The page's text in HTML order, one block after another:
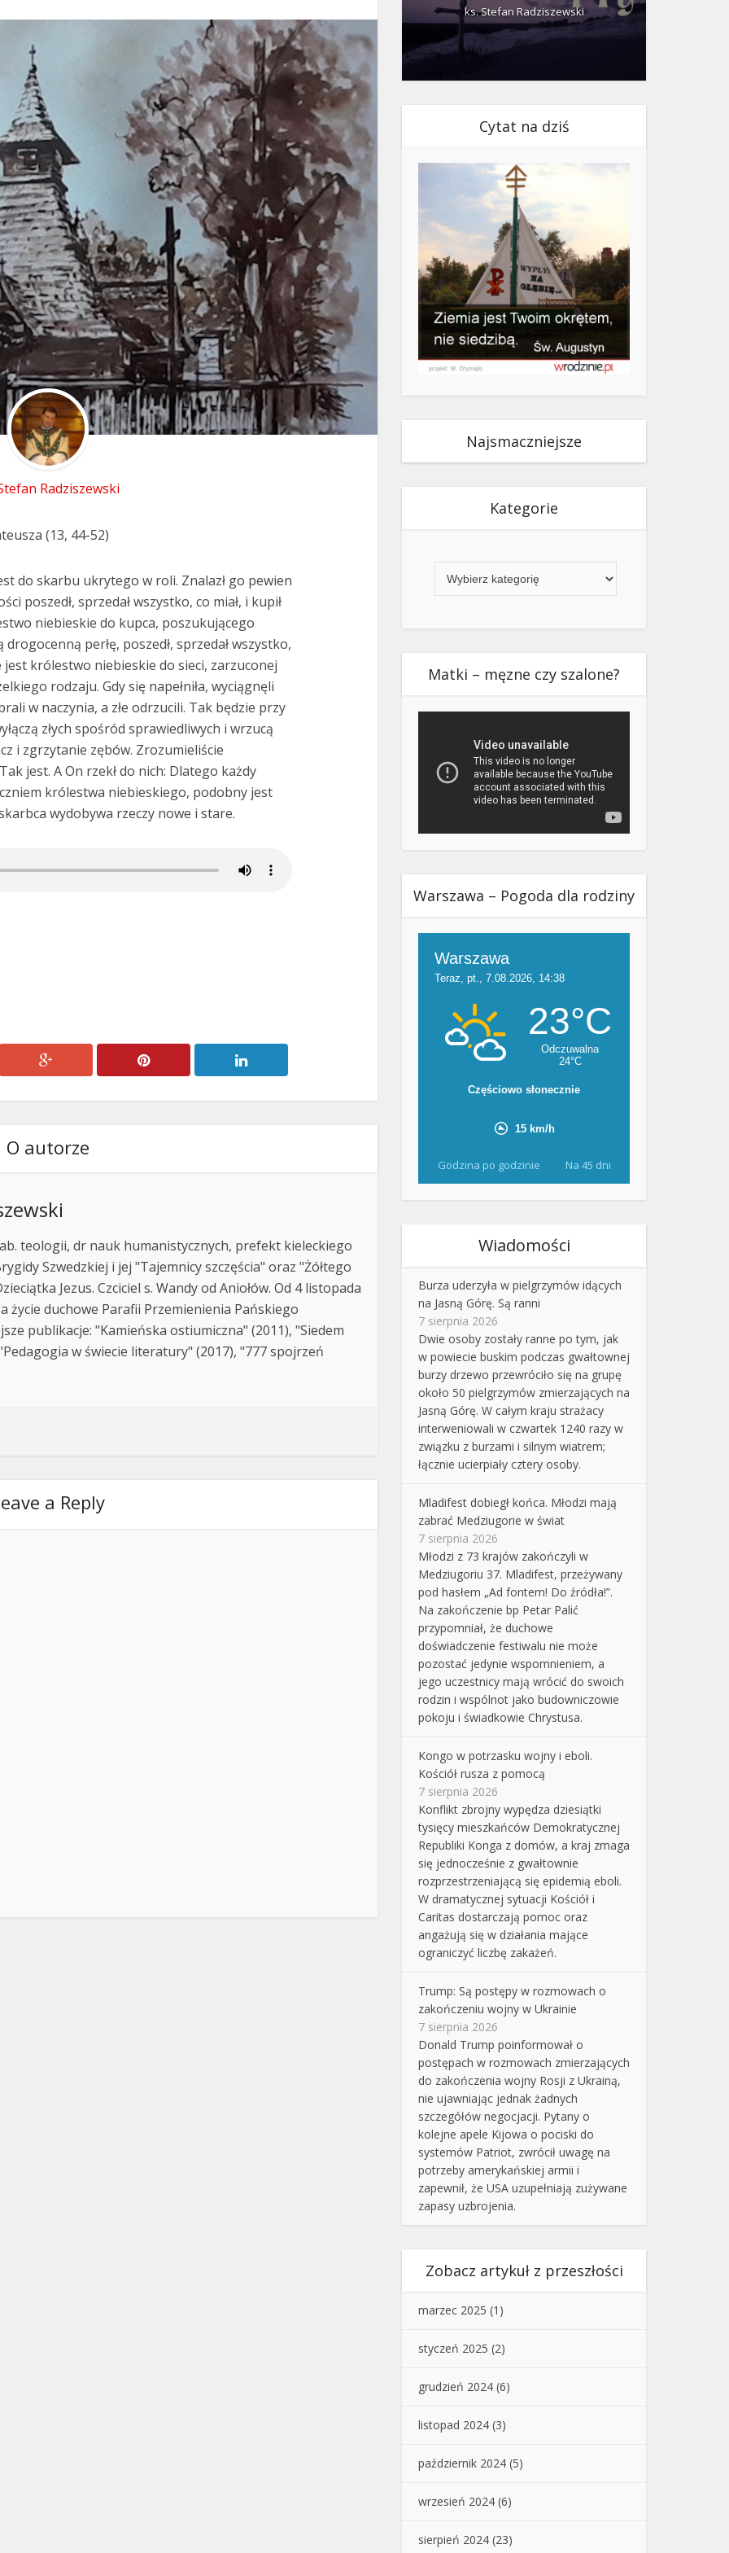
Radziszewski
(13, 44-52)
do skarbu ukrytego w roli. Znalazł go pewien
poszedł, sprzedał wszystko, co miał, i kupił
niebieskie do kupca, poszukującego
drogocenną perłę, poszedł, sprzedał wszystko,
jest królestwo niebieskie do sieci, zarzuconej
rodzaju. Gdy się napełniła, wyciągnęli
w naczynia, a złe odrzucili. Tak będzie przy
złych spośród sprawiedliwych i wrzucą
i zgrzytanie zębów. Zrozumieliście
jest. A On rzekł do nich: Dlatego każdy
królestwa niebieskiego, podobny jest
wydobywa rzeczy nowe i stare.
O autorze
teologii, dr nauk humanistycznych, prefekt kieleckiego
Szwedzkiej i jej "Tajemnicy szczęścia" oraz "Żółtego
Jezus. Czciciel s. Wandy od Aniołów. Od 4 listopada
życie duchowe Parafii Przemienienia Pańskiego
publikacje: "Kamieńska ostiumiczna" (2011), "Siedem
w świecie literatury" (2017), "777 spojrzeń
a Reply
ks. Stefan Radziszewski
Cytat na dziś
Najsmaczniejsze
Kategorie
Matki – męzne czy szalone?
Warszawa – Pogoda dla rodziny
Godzina po godzinie Na 45 dni
Wiadomości
Burza uderzyła w pielgrzymów idących
na Jasną Górę. Są ranni
7 sierpnia 2026
Dwie osoby zostały ranne po tym, jak
w powiecie buskim podczas gwałtownej
burzy drzewo przewróciło się na grupę
około 50 pielgrzymów zmierzających na
Jasną Górę. W całym kraju strażacy
interweniowali w czwartek 1240 razy w
związku z burzami i silnym wiatrem;
łącznie ucierpiały cztery osoby.
Mladifest dobiegł końca. Młodzi mają
zabrać Medziugorie w świat
7 sierpnia 2026
Młodzi z 73 krajów zakończyli w
Medziugoriu 37. Mladifest, przeżywany
pod hasłem „Ad fontem! Do źródła!”.
Na zakończenie bp Petar Palić
przypomniał, że duchowe
doświadczenie festiwalu nie może
pozostać jedynie wspomnieniem, a
jego uczestnicy mają wrócić do swoich
rodzin i wspólnot jako budowniczowie
pokoju i świadkowie Chrystusa.
Kongo w potrzasku wojny i eboli.
Kościół rusza z pomocą
7 sierpnia 2026
Konflikt zbrojny wypędza dziesiątki
tysięcy mieszkańców Demokratycznej
Republiki Konga z domów, a kraj zmaga
się jednocześnie z gwałtownie
rozprzestrzeniającą się epidemią eboli.
W dramatycznej sytuacji Kościół i
Caritas dostarczają pomoc oraz
angażują się w działania mające
ograniczyć liczbę zakażeń.
Trump: Są postępy w rozmowach o
zakończeniu wojny w Ukrainie
7 sierpnia 2026
Donald Trump poinformował o
postępach w rozmowach zmierzających
do zakończenia wojny Rosji z Ukrainą,
nie ujawniając jednak żadnych
szczegółów negocjacji. Pytany o
kolejne apele Kijowa o pociski do
systemów Patriot, zwrócił uwagę na
potrzeby amerykańskiej armii i
zapewnił, że USA uzupełniają zużywane
zapasy uzbrojenia.
Zobacz artykuł z przeszłości
marzec 2025 (1)
styczeń 2025 (2)
grudzień 2024 (6)
listopad 2024 (3)
październik 2024 (5)
wrzesień 2024 (6)
sierpień 2024 (23)